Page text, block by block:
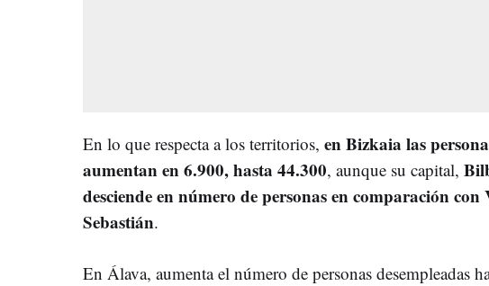
En lo que respecta a los territorios, en Bizkaia las
aumentan en 6.900, hasta 44.300, aunque su capital,
desciende en número de personas en comparación
Sebastián.
En Álava, aumenta el número de personas desempleadas